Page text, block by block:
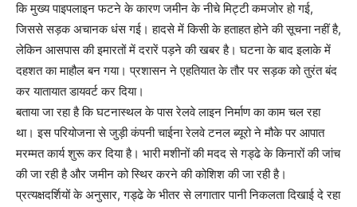
कि मुख्य पाइपलाइन फटने के कारण जमीन के नीचे मिट्टी कमजोर हो गई,
जिससे सड़क अचानक धंस गई। हादसे में किसी के हताहत होने की सूचना नहीं है,
लेकिन आसपास की इमारतों में दरारें पड़ने की खबर है। घटना के बाद इलाके में
दहशत का माहौल बन गया। प्रशासन ने एहतियात के तौर पर सड़क को तुरंत बंद
कर यातायात डायवर्ट कर दिया।
बताया जा रहा है कि घटनास्थल के पास रेलवे लाइन निर्माण का काम चल रहा
था। इस परियोजना से जुड़ी कंपनी चाईना रेलवे टनल ब्यूरो ने मौके पर आपात
मरम्मत कार्य शुरू कर दिया है। भारी मशीनों की मदद से गड्ढे के किनारों की जांच
की जा रही है और जमीन को स्थिर करने की कोशिश की जा रही है।
प्रत्यक्षदर्शियों के अनुसार, गड्ढे के भीतर से लगातार पानी निकलता दिखाई दे रहा